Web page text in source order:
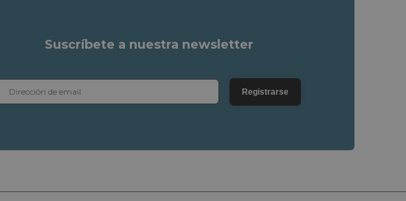
Suscríbete a nuestra newsletter
Registrarse